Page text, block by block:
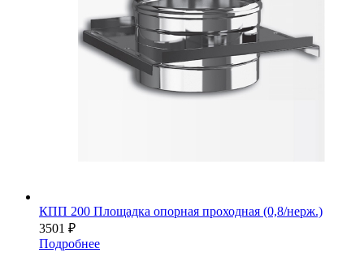
КПП 200 Площадка опорная проходная (0,8/нерж.)
3501 ₽
Подробнее